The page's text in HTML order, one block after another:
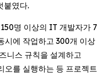
붙였다.
명 이상의 IT 개발자가 7
시에 작업하고 300개 이상
니스 규칙을 설계하고
오를 실행하는 등 프로젝트